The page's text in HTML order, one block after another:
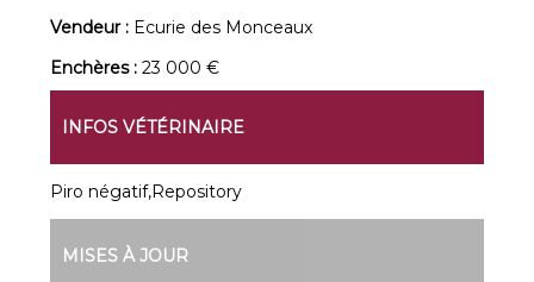
Vendeur : Ecurie des Monceaux
Enchères :23 000 €
INFOS VÉTÉRINAIRE
Piro négatif,Repository
MISES À JOUR